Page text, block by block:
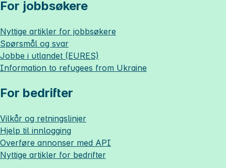
For jobbsøkere
Nyttige artikler for jobbsøkere
Spørsmål og svar
Jobbe i utlandet (EURES)
Information to refugees from Ukraine
For bedrifter
Vilkår og retningslinjer
Hjelp til innlogging
Overføre annonser med API
Nyttige artikler for bedrifter